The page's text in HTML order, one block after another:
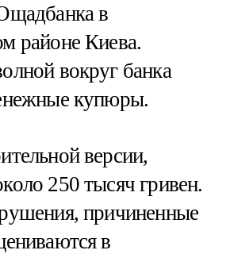
в
районе Киева.
вокруг банка
купюры.
версии,
250 тысяч гривен.
причиненные
в